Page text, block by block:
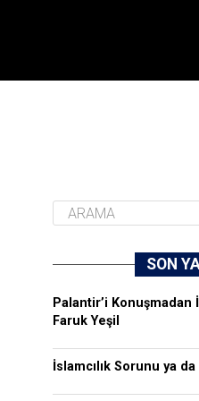
SON
Palantir’i Konuşmadan
Faruk Yeşil
İslamcılık Sorunu ya